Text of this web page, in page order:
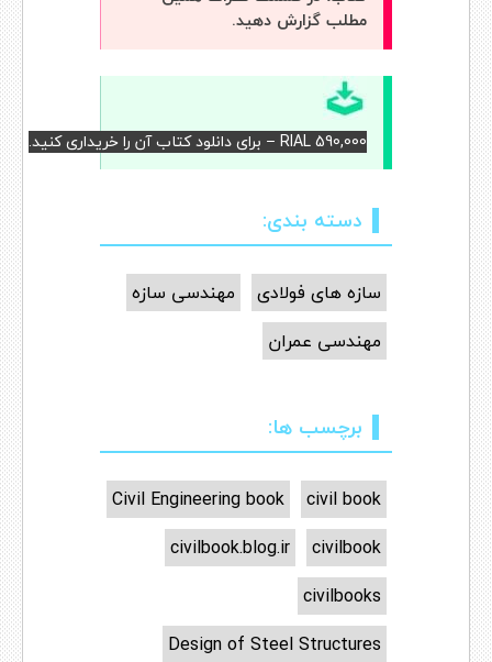
مطلب گزارش دهید.
RIAL 590,000 – برای دانلود کتاب آن را خریداری کنید.
دسته بندی:
سازه های فولادی
مهندسی سازه
مهندسی عمران
برچسب ها:
civil book
Civil Engineering book
civilbook
civilbook.blog.ir
civilbooks
Design of Steel Structures